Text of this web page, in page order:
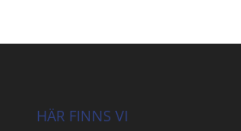
HÄR FINNS VI